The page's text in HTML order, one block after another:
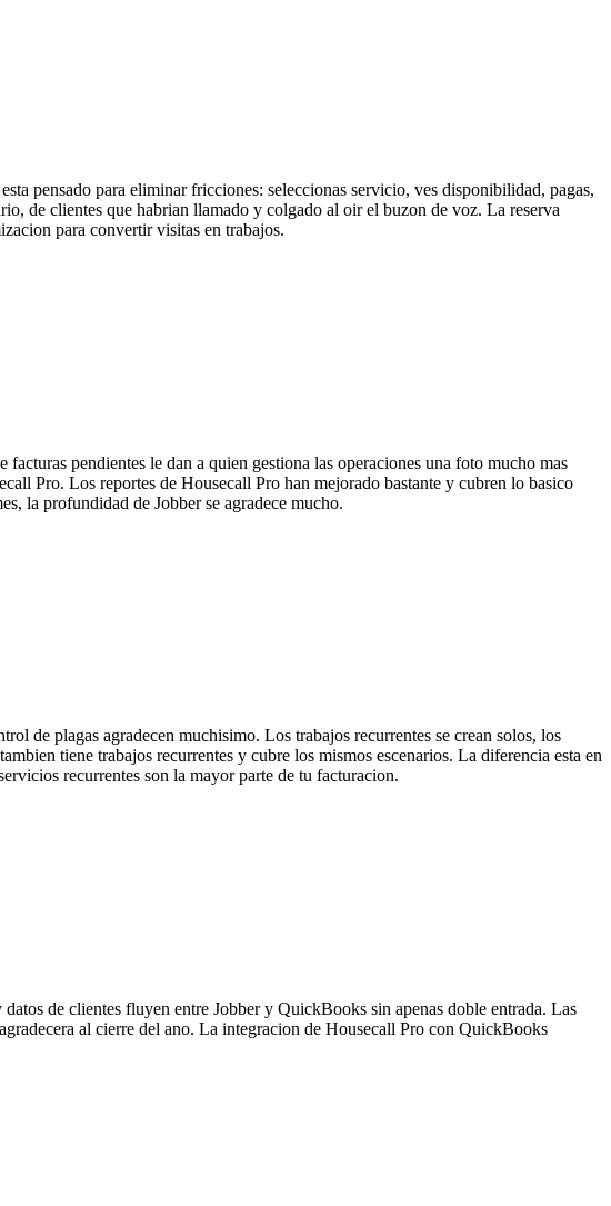
pensado para eliminar fricciones: seleccionas servicio, ves disponibilidad, pagas,
de clientes que habrian llamado y colgado al oir el buzon de voz. La reserva
para convertir visitas en trabajos.
pendientes le dan a quien gestiona las operaciones una foto mucho mas
Pro. Los reportes de Housecall Pro han mejorado bastante y cubren lo basico
la profundidad de Jobber se agradece mucho.
de plagas agradecen muchisimo. Los trabajos recurrentes se crean solos, los
tiene trabajos recurrentes y cubre los mismos escenarios. La diferencia esta en
recurrentes son la mayor parte de tu facturacion.
de clientes fluyen entre Jobber y QuickBooks sin apenas doble entrada. Las
al cierre del ano. La integracion de Housecall Pro con QuickBooks